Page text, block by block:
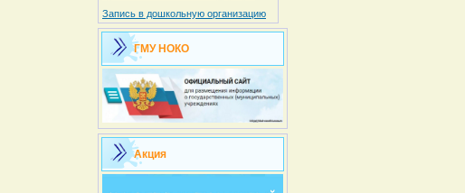
Запись в дошкольную организацию
ГМУ НОКО
Акция